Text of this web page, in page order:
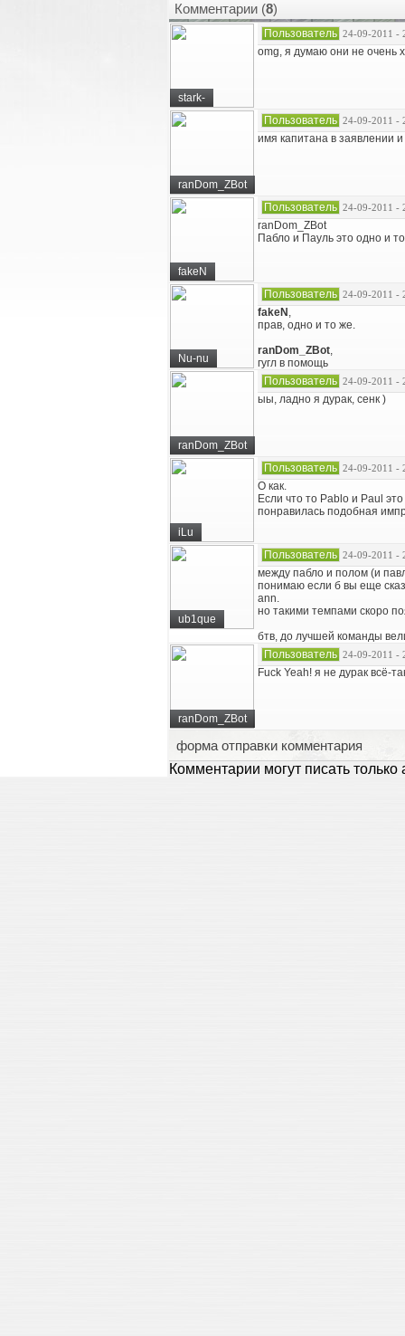
Комментарии (8)
stark-
Пользователь 24-09-2011 -
omg, я думаю они не очень
ranDom_ZBot
Пользователь 24-09-2011 -
имя капитана в заявлении
fakeN
Пользователь 24-09-2011 -
ranDom_ZBot
Пабло и Пауль это одно и
Nu-nu
Пользователь 24-09-2011 -
fakeN ,
прав, одно и то же.
ranDom_ZBot,
гугл в помощь
ranDom_ZBot
Пользователь 24-09-2011 -
ыы, ладно я дурак, сенк )
iLu
Пользователь 24-09-2011 -
О как.
Если что то Pablo и Paul
понравилась подобная
ub1que
Пользователь 24-09-2011 -
между пабло и полом (и
понимаю если б вы еще
ann.
но такими темпами скоро
бтв, до лучшей команды
ranDom_ZBot
Пользователь 24-09-2011 -
Fuck Yeah! я не дурак всё-
форма отправки комментария
Комментарии могут писать